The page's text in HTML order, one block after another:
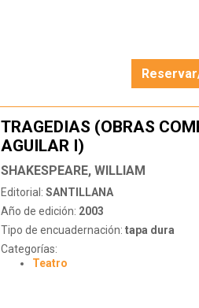
TRAGEDIAS (OBRAS
AGUILAR I)
SHAKESPEARE, WILLIAM
Editorial: SANTILLANA
Año de edición: 2003
Tipo de encuadernación: tapa dura
Categorías:
Teatro